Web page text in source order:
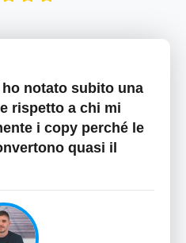
notato subito una
rispetto a chi mi
i copy perché le
quasi il